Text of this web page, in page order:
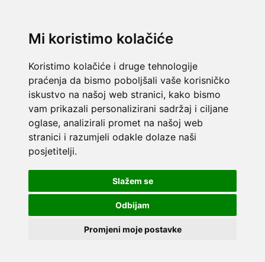
Mi koristimo kolačiće
Koristimo kolačiće i druge tehnologije
praćenja da bismo poboljšali vaše korisničko
iskustvo na našoj web stranici, kako bismo
vam prikazali personalizirani sadržaj i ciljane
oglase, analizirali promet na našoj web
stranici i razumjeli odakle dolaze naši
posjetitelji.
Slažem se
Odbijam
Promjeni moje postavke